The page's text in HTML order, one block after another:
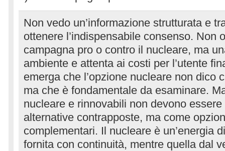
Non vedo un’informazione strutturata e
ottenere l’indispensabile consenso. Non
campagna pro o contro il nucleare, ma
ambiente e attenta ai costi per l’utente
emerga che l’opzione nucleare non dico
ma che è fondamentale da esaminare.
nucleare e rinnovabili non devono
alternative contrapposte, ma come
complementari. Il nucleare è un’energia
fornita con continuità, mentre quella dal